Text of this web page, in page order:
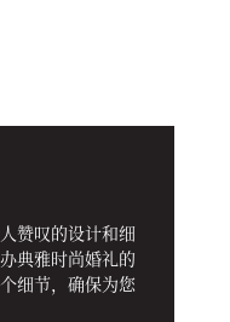
赞叹的设计和细
典雅时尚婚礼的
细节，确保为您